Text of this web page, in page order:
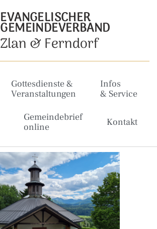
EVANGELISCHER
GEMEINDEVERBAND
Zlan & Ferndorf
Gottesdienste &
Veranstaltungen
Infos
& Service
Gemeindebrief
online
Kontakt